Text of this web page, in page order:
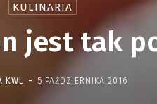
KULINARIA
jest tak
KWL - 5 PAŹDZIERNIKA 2016